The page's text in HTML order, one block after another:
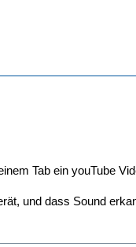
Tab ein youTube
und dass Sound